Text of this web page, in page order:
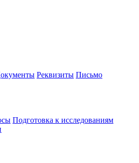
Реквизиты Письмо
Подготовка к исследованиям